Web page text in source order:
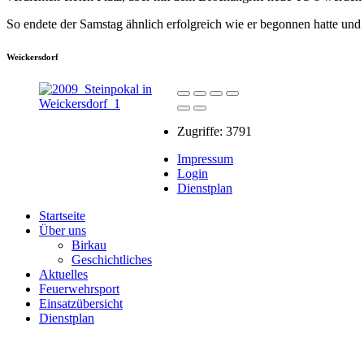
So endete der Samstag ähnlich erfolgreich wie er begonnen hatte
Weickersdorf
Zugriffe: 3791
Impressum
Login
Dienstplan
Startseite
Über uns
Birkau
Geschichtliches
Aktuelles
Feuerwehrsport
Einsatzübersicht
Dienstplan